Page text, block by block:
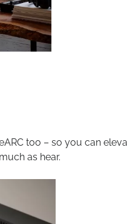
too – so you can
as hear.